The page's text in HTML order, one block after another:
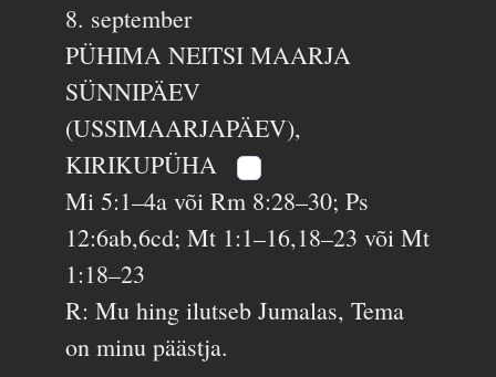
8. september
PÜHIMA NEITSI MAARJA
SÜNNIPÄEV
(USSIMAARJAPÄEV),
KIRIKUPÜHA
Mi 5:1–4a või Rm 8:28–30; Ps
12:6ab,6cd; Mt 1:1–16,18–23 või Mt
1:18–23
R: Mu hing ilutseb Jumalas, Tema
on minu päästja.